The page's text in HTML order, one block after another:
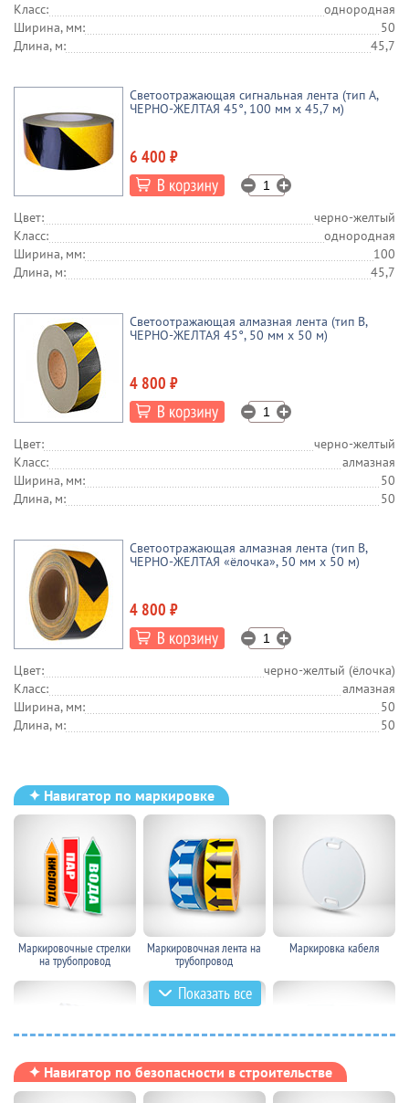
Класс:
однородная
Ширина, мм:
50
Длина, м:
45,7
Светоотражающая сигнальная лента (тип А,
ЧЕРНО-ЖЕЛТАЯ 45°, 100 мм х 45,7 м)
6 400 ₽
Цвет:
черно-желтый
Класс:
однородная
Ширина, мм:
100
Длина, м:
45,7
Светоотражающая алмазная лента (тип В,
ЧЕРНО-ЖЕЛТАЯ 45°, 50 мм х 50 м)
4 800 ₽
Цвет:
черно-желтый
Класс:
алмазная
Ширина, мм:
50
Длина, м:
50
Светоотражающая алмазная лента (тип В,
ЧЕРНО-ЖЕЛТАЯ «ёлочка», 50 мм х 50 м)
4 800 ₽
Цвет:
черно-желтый (ёлочка)
Класс:
алмазная
Ширина, мм:
50
Длина, м:
50
✦ Навигатор по маркировке
Маркировочные стрелки
на трубопровод
Маркировочная лента на
трубопровод
Маркировка кабеля
Показать все
✦ Навигатор по безопасности в строительстве